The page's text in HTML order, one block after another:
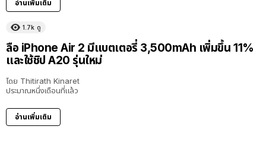
อ่านเพิ่มเติม
1.7k ดู
ลือ iPhone Air 2 มีแบตเตอรี่ 3,500mAh เพิ่มขึ้น 11%
และใช้ชิป A20 รุ่นใหม่
โดย Thitirath Kinaret
ประมาณหนึ่งเดือนที่แล้ว
อ่านเพิ่มเติม